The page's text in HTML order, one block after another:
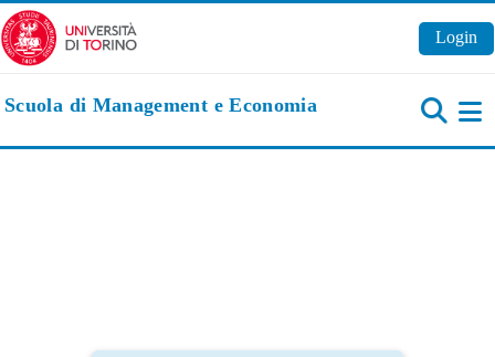
Vai al contenuto principale
Login
Scuola di Management e Economia